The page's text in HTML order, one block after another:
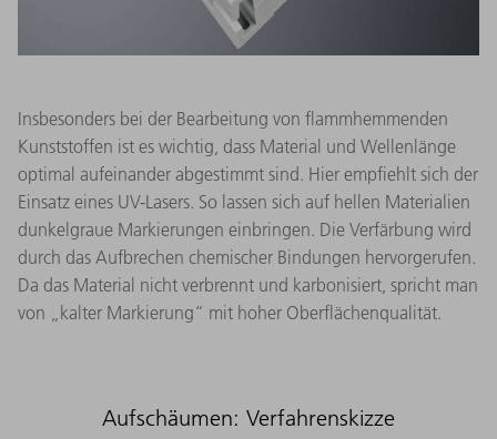
Insbesonders bei der Bearbeitung von flammhemmenden
Kunststoffen ist es wichtig, dass Material und Wellenlänge
optimal aufeinander abgestimmt sind. Hier empfiehlt sich der
Einsatz eines UV-Lasers. So lassen sich auf hellen Materialien
dunkelgraue Markierungen einbringen. Die Verfärbung wird
durch das Aufbrechen chemischer Bindungen hervorgerufen.
Da das Material nicht verbrennt und karbonisiert, spricht man
von „kalter Markierung“ mit hoher Oberflächenqualität.
Aufschäumen: Verfahrenskizze